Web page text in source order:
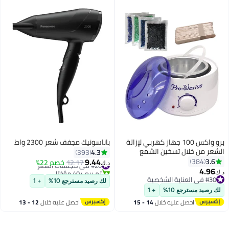
برو واكس 100 جهاز كهربي لإزالة
الشعر من خلال تسخين الشمع
متعدد الألوان 500ملليلتر
3.6
384
د.ك‏4.96
#30 في العناية الشخصية
#30 في العناية الشخصية
لك رصيد مسترجع 10% + 1
احصل عليه خلال 14 - 15
باناسونيك مجفف شعر 2300 واط
4.3
393
د.ك‏9.44
12.17خصم 22% #20 في مجففات الشعر
تم بيع +40 مؤخرًا
#20 في مجففات الشعر
لك رصيد مسترجع 10% + 1
احصل عليه خلال 12 - 13